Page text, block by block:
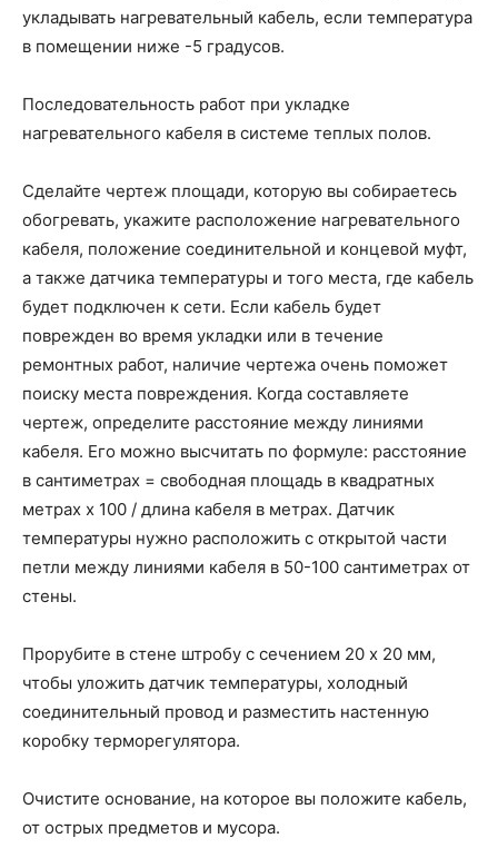
укладывать нагревательный кабель, если температура
в помещении ниже -5 градусов.
Последовательность работ при укладке
нагревательного кабеля в системе теплых полов.
Сделайте чертеж площади, которую вы собираетесь
обогревать, укажите расположение нагревательного
кабеля, положение соединительной и концевой муфт,
а также датчика температуры и того места, где кабель
будет подключен к сети. Если кабель будет
поврежден во время укладки или в течение
ремонтных работ, наличие чертежа очень поможет
поиску места повреждения. Когда составляете
чертеж, определите расстояние между линиями
кабеля. Его можно высчитать по формуле: расстояние
в сантиметрах = свободная площадь в квадратных
метрах х 100 / длина кабеля в метрах. Датчик
температуры нужно расположить с открытой части
петли между линиями кабеля в 50-100 сантиметрах от
стены.
Прорубите в стене штробу с сечением 20 х 20 мм,
чтобы уложить датчик температуры, холодный
соединительный провод и разместить настенную
коробку терморегулятора.
Очистите основание, на которое вы положите кабель,
от острых предметов и мусора.